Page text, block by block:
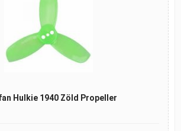
Hulkie 1940 Zöld Propeller